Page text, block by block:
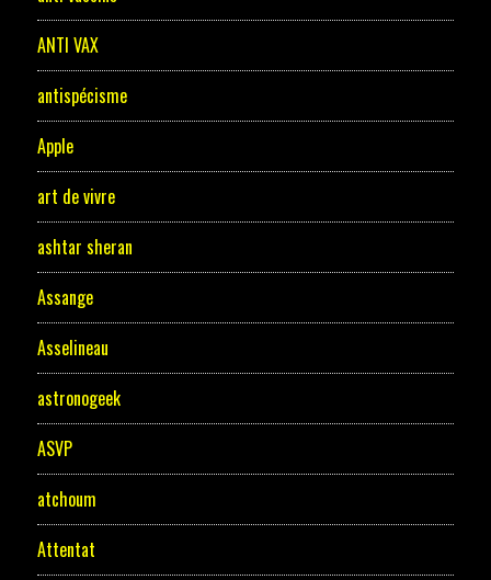
ANTI VAX
antispécisme
Apple
art de vivre
ashtar sheran
Assange
Asselineau
astronogeek
ASVP
atchoum
Attentat